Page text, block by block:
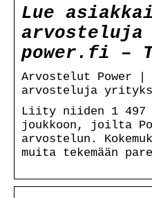
Lue
power.fi –
Arvostelut Power |
arvosteluja
Liity niiden 1 497
joukkoon, joilta
arvostelun.
muita tekemään